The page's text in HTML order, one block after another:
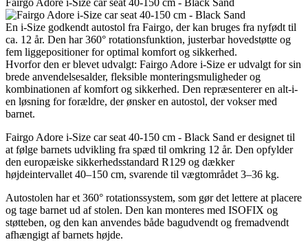
Fairgo Adore i-Size car seat 40-150 cm - Black Sand
En i-Size godkendt autostol fra Fairgo, der kan bruges fra nyfødt til
ca. 12 år. Den har 360° rotationsfunktion, justerbar hovedstøtte og
fem liggepositioner for optimal komfort og sikkerhed.
Hvorfor den er blevet udvalgt: Fairgo Adore i-Size er udvalgt for sin
brede anvendelsesalder, fleksible monteringsmuligheder og
kombinationen af komfort og sikkerhed. Den repræsenterer en alt-i-
en løsning for forældre, der ønsker en autostol, der vokser med
barnet.
Fairgo Adore i-Size car seat 40-150 cm - Black Sand er designet til
at følge barnets udvikling fra spæd til omkring 12 år. Den opfylder
den europæiske sikkerhedsstandard R129 og dækker
højdeintervallet 40–150 cm, svarende til vægtområdet 3–36 kg.
Autostolen har et 360° rotationssystem, som gør det lettere at placere
og tage barnet ud af stolen. Den kan monteres med ISOFIX og
støtteben, og den kan anvendes både bagudvendt og fremadvendt
afhængigt af barnets højde.